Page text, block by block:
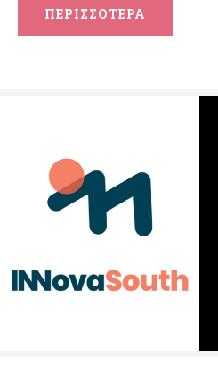
ΠΕΡΙΣΣΟΤΕΡΑ